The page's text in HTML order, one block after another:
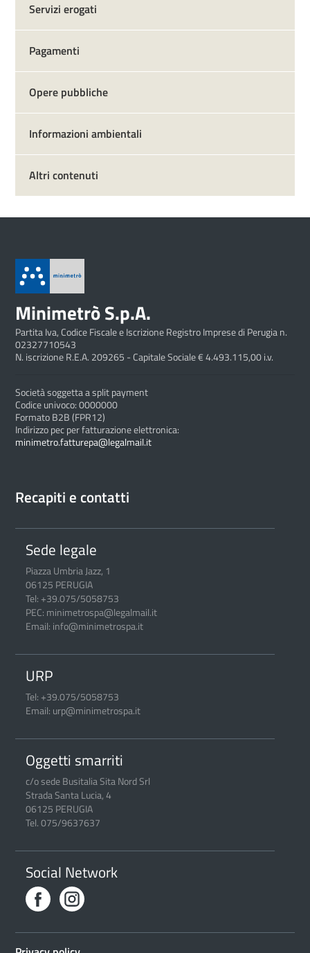
Servizi erogati
Pagamenti
Opere pubbliche
Informazioni ambientali
Altri contenuti
Minimetrò S.p.A.
Partita Iva, Codice Fiscale e Iscrizione Registro Imprese di Perugia n.
02327710543
N. iscrizione R.E.A. 209265 - Capitale Sociale € 4.493.115,00 i.v.
Società soggetta a split payment
Codice univoco: 0000000
Formato B2B (FPR12)
Indirizzo pec per fatturazione elettronica:
minimetro.fatturepa@legalmail.it
Recapiti e contatti
Sede legale
Piazza Umbria Jazz, 1
06125 PERUGIA
Tel: +39.075/5058753
PEC: minimetrospa@legalmail.it
Email: info@minimetrospa.it
URP
Tel: +39.075/5058753
Email: urp@minimetrospa.it
Oggetti smarriti
c/o sede Busitalia Sita Nord Srl
Strada Santa Lucia, 4
06125 PERUGIA
Tel. 075/9637637
Social Network